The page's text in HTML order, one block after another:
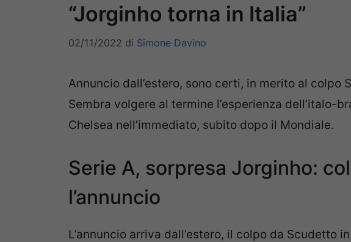
“Jorginho torna in Italia”
02/11/2022 di Simone Davino
Annuncio dall’estero, sono certi, in merito al colpo
Sembra volgere al termine l’esperienza dell’italo-
Chelsea nell’immediato, subito dopo il Mondiale.
Serie A, sorpresa Jorginho:
l’annuncio
L’annuncio arriva dall’estero, il colpo da Scudetto